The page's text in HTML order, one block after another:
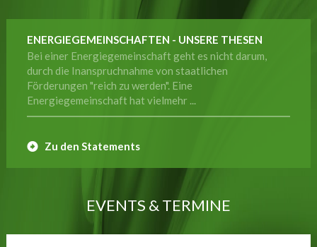
ENERGIEGEMEINSCHAFTEN - UNSERE THESEN
Bei einer Energiegemeinschaft geht es nicht darum,
durch die Inanspruchnahme von staatlichen
Förderungen "reich zu werden". Eine
Energiegemeinschaft hat vielmehr ...
Zu den Statements
EVENTS & TERMINE